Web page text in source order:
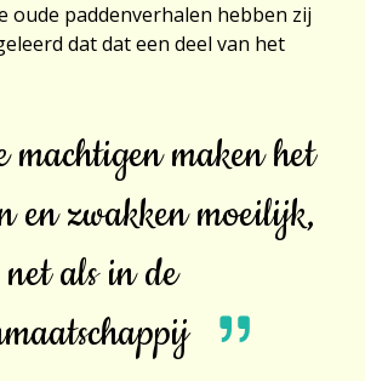
oude paddenverhalen hebben zij
dat dat een deel van het
machtigen maken het
en zwakken moeilijk,
net als in de